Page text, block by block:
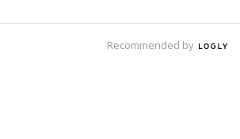
Recommended by